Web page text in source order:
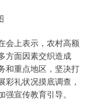
上表示，农村高额
方面因素交织造成
和重点地区，坚决打
礼状况摸底调查，
宣传教育引导。